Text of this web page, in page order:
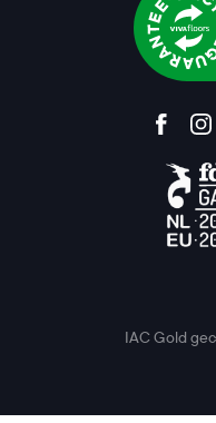
IAC Gold